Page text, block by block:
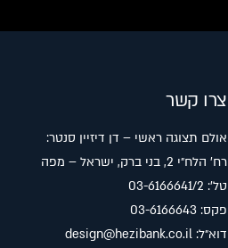
צרו קשר
אולם תצוגה ראשי – דן דיזיין סנטר:
רח׳ הלח״י 2, בני ברק, ישראל –
מפה
טל׳: 03-6166641/2
פקס: 03-6166643
דוא״ל:design@hezibank.co.il